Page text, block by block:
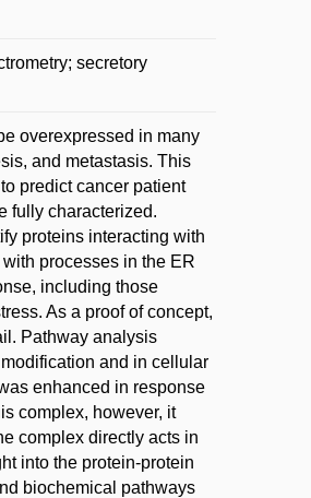
secretory
overexpressed in many
and metastasis. This
predict cancer patient
fully characterized.
proteins interacting with
processes in the ER
including those
As a proof of concept,
Pathway analysis
and in cellular
enhanced in response
complex, however, it
complex directly acts in
into the protein-protein
biochemical pathways